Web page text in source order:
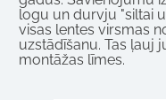
logu un durvju "siltai
visas lentes virsmas
uzstādīšanu. Tas ļauj
montāžas līmes.